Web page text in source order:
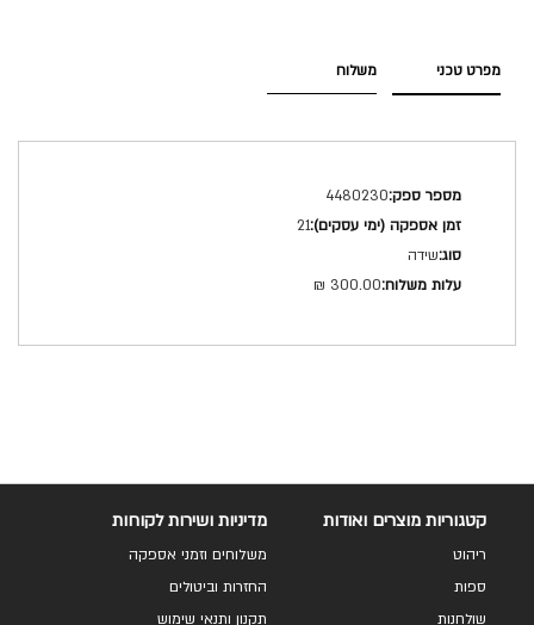
מפרט טכני
מפרט
טכני
4480230
21
שידה
300.00 ₪
משלוח
קטגוריות מוצרים ואודות
ריהוט
ספות
שולחנות
מדיניות ושירות לקוחות
משלוחים וזמני אספקה
החזרות וביטולים
תקנון ותנאי שימוש